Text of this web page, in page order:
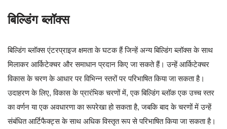
बिल्डिंग ब्लॉक्स
बिल्डिंग ब्लॉक्स एंटरप्राइज क्षमता के घटक हैं जिन्हें अन्य बिल्डिंग ब्लॉक्स के साथ
मिलाकर आर्किटेक्चर और समाधान प्रदान किए जा सकते हैं। उन्हें आर्किटेक्चर
विकास के चरण के आधार पर विभिन्न स्तरों पर परिभाषित किया जा सकता है।
उदाहरण के लिए, विकास के प्रारंभिक चरणों में, एक बिल्डिंग ब्लॉक एक उच्च स्तर
का वर्णन या एक अवधारणा का रूपरेखा हो सकता है, जबकि बाद के चरणों में उन्हें
संबंधित आर्टिफैक्ट्स के साथ अधिक विस्तृत रूप से परिभाषित किया जा सकता है।